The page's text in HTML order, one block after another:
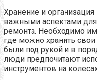
Хранение и
важными аспектами
ремонта. Необходимо
где можно хранить
были под рукой и в
люди предпочитают
инструментов на